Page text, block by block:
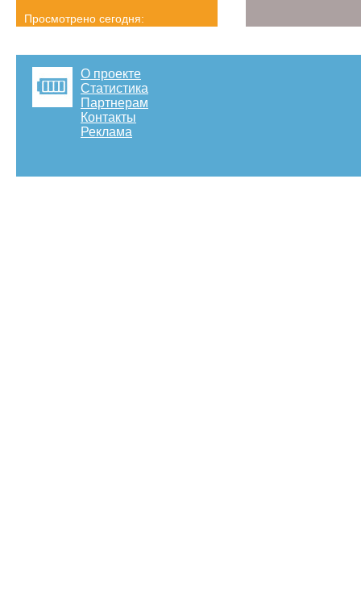
Просмотрено сегодня:
О проекте
Статистика
Партнерам
Контакты
Реклама